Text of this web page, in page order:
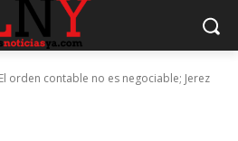
El orden contable no es negociable; Jerez